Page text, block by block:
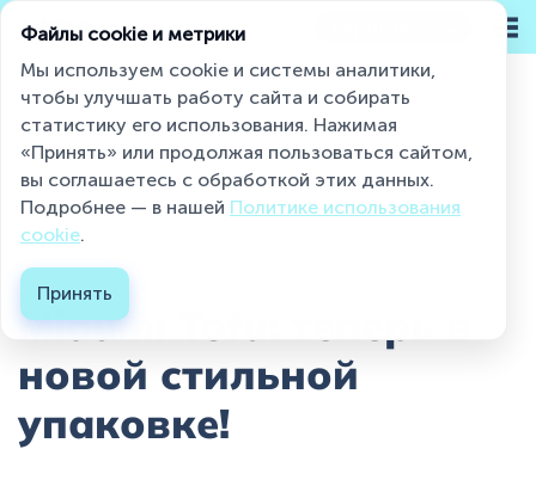
Miaumi® на страже чистоты и свежести
Каталог
О бренде
Контакты
Где купить ?
Новости Miaumi Tofu: теперь в новой ст...
22.06.2026
Miaumi Tofu: теперь в
новой стильной
упаковке!
Файлы cookie и метрики
Мы используем cookie и системы аналитики,
чтобы улучшать работу сайта и собирать
статистику его использования. Нажимая
«Принять» или продолжая пользоваться сайтом,
вы соглашаетесь с обработкой этих данных.
Подробнее — в нашей Политике использования
cookie.
Принять